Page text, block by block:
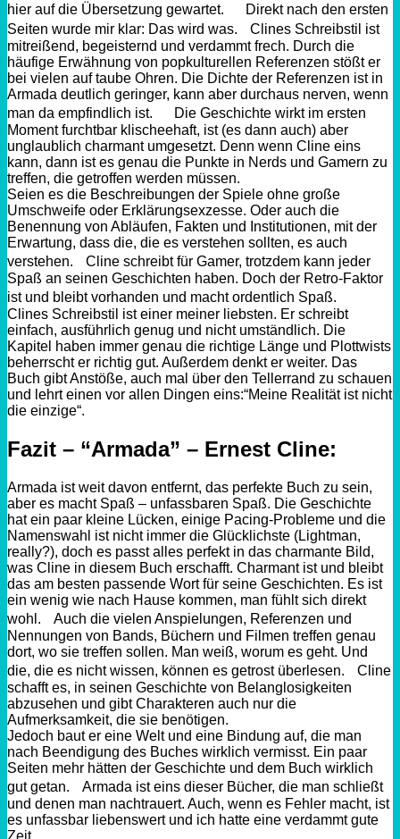
hier auf die Übersetzung gewartet. Direkt nach den ersten
Seiten wurde mir klar: Das wird was. Clines Schreibstil ist
mitreißend, begeisternd und verdammt frech. Durch die
häufige Erwähnung von popkulturellen Referenzen stößt er
bei vielen auf taube Ohren. Die Dichte der Referenzen ist in
Armada deutlich geringer, kann aber durchaus nerven, wenn
man da empfindlich ist. Die Geschichte wirkt im ersten
Moment furchtbar klischeehaft, ist (es dann auch) aber
unglaublich charmant umgesetzt. Denn wenn Cline eins
kann, dann ist es genau die Punkte in Nerds und Gamern zu
treffen, die getroffen werden müssen.
Seien es die Beschreibungen der Spiele ohne große
Umschweife oder Erklärungsexzesse. Oder auch die
Benennung von Abläufen, Fakten und Institutionen, mit der
Erwartung, dass die, die es verstehen sollten, es auch
verstehen. Cline schreibt für Gamer, trotzdem kann jeder
Spaß an seinen Geschichten haben. Doch der Retro-Faktor
ist und bleibt vorhanden und macht ordentlich Spaß.
Clines Schreibstil ist einer meiner liebsten. Er schreibt
einfach, ausführlich genug und nicht umständlich. Die
Kapitel haben immer genau die richtige Länge und Plottwists
beherrscht er richtig gut. Außerdem denkt er weiter. Das
Buch gibt Anstöße, auch mal über den Tellerrand zu schauen
und lehrt einen vor allen Dingen eins:“Meine Realität ist nicht
die einzige“.
Fazit – “Armada” – Ernest Cline:
Armada ist weit davon entfernt, das perfekte Buch zu sein,
aber es macht Spaß – unfassbaren Spaß. Die Geschichte
hat ein paar kleine Lücken, einige Pacing-Probleme und die
Namenswahl ist nicht immer die Glücklichste (Lightman,
really?), doch es passt alles perfekt in das charmante Bild,
was Cline in diesem Buch erschafft. Charmant ist und bleibt
das am besten passende Wort für seine Geschichten. Es ist
ein wenig wie nach Hause kommen, man fühlt sich direkt
wohl. Auch die vielen Anspielungen, Referenzen und
Nennungen von Bands, Büchern und Filmen treffen genau
dort, wo sie treffen sollen. Man weiß, worum es geht. Und
die, die es nicht wissen, können es getrost überlesen. Cline
schafft es, in seinen Geschichte von Belanglosigkeiten
abzusehen und gibt Charakteren auch nur die
Aufmerksamkeit, die sie benötigen.
Jedoch baut er eine Welt und eine Bindung auf, die man
nach Beendigung des Buches wirklich vermisst. Ein paar
Seiten mehr hätten der Geschichte und dem Buch wirklich
gut getan. Armada ist eins dieser Bücher, die man schließt
und denen man nachtrauert. Auch, wenn es Fehler macht, ist
es unfassbar liebenswert und ich hatte eine verdammt gute
Zeit.